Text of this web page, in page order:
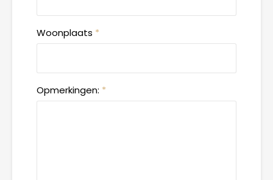
Woonplaats *
Opmerkingen: *